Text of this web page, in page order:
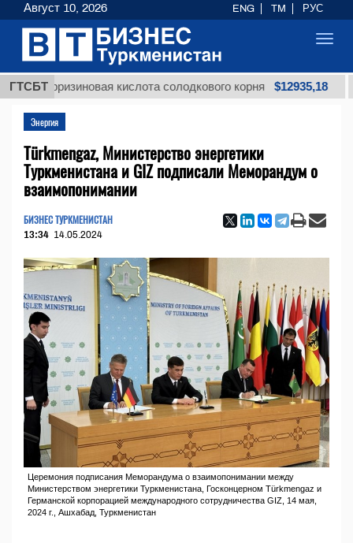
ГТСБТ кислота солодкового корня $12935,18
Энергия
Türkmengaz, Министерство энергетики
Туркменистана и GIZ подписали Меморандум о
взаимопонимании
БИЗНЕС ТУРКМЕНИСТАН
13:34 14.05.2024
Церемония подписания Меморандума о взаимопонимании между
Министерством энергетики Туркменистана, Госконцерном Türkmengaz и
Германской корпорацией международного сотрудничества GIZ, 14 мая,
2024 г., Ашхабад, Туркменистан
Август 10, 2026 ENG TM РУС